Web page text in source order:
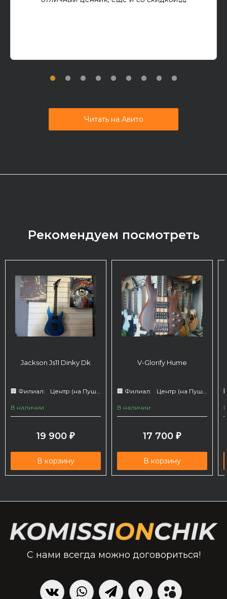
Читать на Авито
Рекомендуем посмотреть
Jackson Js11 Dinky Dk
🏢 Филиал: Центр (на Пушкина 66)
В наличии
19 900 ₽
В корзину
V-Glorify Hume
🏢 Филиал: Центр (на Пушкина 66)
В наличии
17 700 ₽
В корзину
С нами всегда можно договориться!